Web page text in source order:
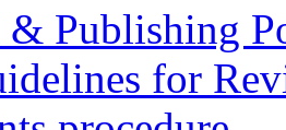
Publishing
for